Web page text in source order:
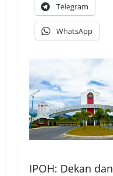
Telegram
WhatsApp
IPOH: Dekan dan